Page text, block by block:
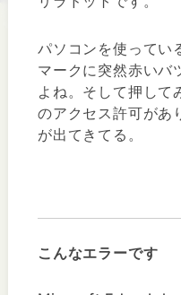
パソコンを使ってい
マークに突然赤いバ
よね。そして押し
のアクセス許可があ
が出てきてる。
こんなエラーです